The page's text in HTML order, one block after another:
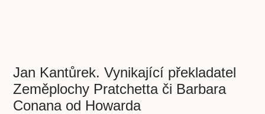
Jan Kantůrek. Vynikající překladatel
Zeměplochy Pratchetta či Barbara
Conana od Howarda